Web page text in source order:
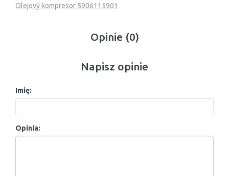
Olejový kompresor 5906115901
Opinie (0)
Napisz opinie
Imię:
Opinia: